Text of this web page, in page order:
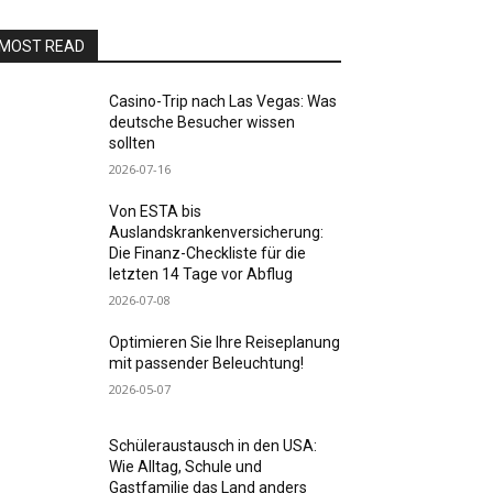
MOST READ
Casino-Trip nach Las Vegas: Was
deutsche Besucher wissen
sollten
2026-07-16
Von ESTA bis
Auslandskrankenversicherung:
Die Finanz-Checkliste für die
letzten 14 Tage vor Abflug
2026-07-08
Optimieren Sie Ihre Reiseplanung
mit passender Beleuchtung!
2026-05-07
Schüleraustausch in den USA:
Wie Alltag, Schule und
Gastfamilie das Land anders